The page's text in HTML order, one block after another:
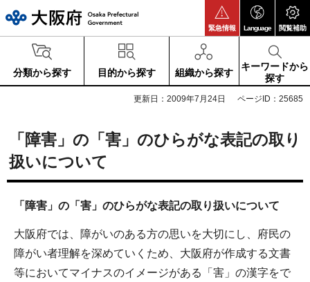
緊急情報 Language 閲覧補助
分類から探す 目的から探す 組織から探す
キーワードから
探す
更新日：2009年7月24日 ページID：25685
「障害」の「害」のひらがな表記の取り
扱いについて
「障害」の「害」のひらがな表記の取り扱いについて
大阪府では、障がいのある方の思いを大切にし、府民の
障がい者理解を深めていくため、大阪府が作成する文書
等においてマイナスのイメージがある「害」の漢字をで